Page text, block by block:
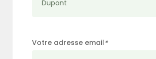
Votre adresse email*